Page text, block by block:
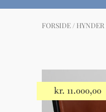
FORSIDE / HYNDER
kr. 11.000,00